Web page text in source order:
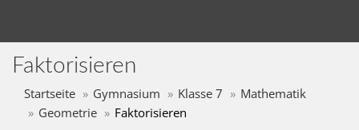
Faktorisieren
Startseite Gymnasium Klasse 7
Mathematik
Geometrie
Faktorisieren